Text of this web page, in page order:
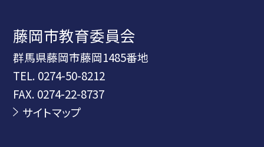
藤岡市教育委員会
群馬県藤岡市藤岡1485番地
TEL. 0274-50-8212
FAX. 0274-22-8737
サイトマップ